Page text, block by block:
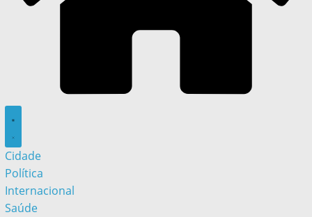
Cidade
Política
Internacional
Saúde